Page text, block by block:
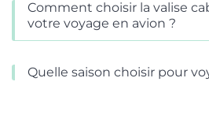
Comment choisir la valise
votre voyage en avion ?
Quelle saison choisir pour